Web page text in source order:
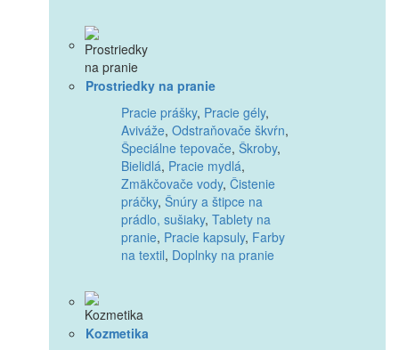
Prostriedky na pranie
Pracie prášky, Pracie gély,
Aviváže, Odstraňovače škvŕn,
Špeciálne tepovače, Škroby,
Bielidlá, Pracie mydlá,
Zmäkčovače vody, Čistenie
práčky, Šnúry a štipce na
prádlo, sušiaky, Tablety na
pranie, Pracie kapsuly, Farby
na textil, Doplnky na pranie
Kozmetika